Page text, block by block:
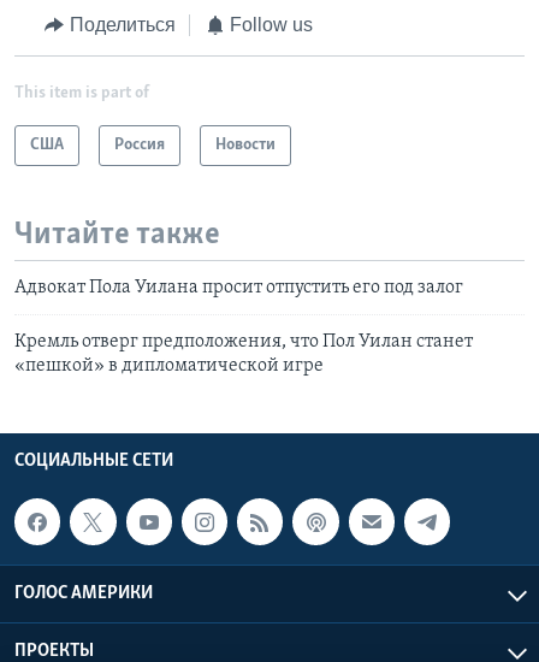
Поделиться Follow us
This item is part of
США Россия Новости
Читайте также
Адвокат Пола Уилана просит отпустить его под залог
Кремль отверг предположения, что Пол Уилан станет
«пешкой» в дипломатической игре
СОЦИАЛЬНЫЕ СЕТИ
ГОЛОС АМЕРИКИ
ПРОЕКТЫ